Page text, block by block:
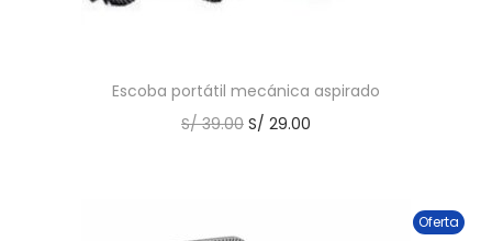
Escoba portátil mecánica aspirado
S/39.00 S/ 29.00
Oferta